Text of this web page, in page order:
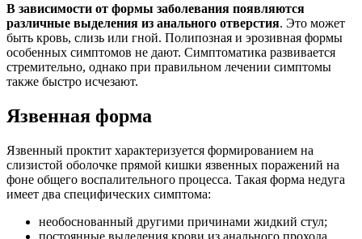
В зависимости от формы заболевания появляются
различные выделения из анального отверстия. Это может
быть кровь, слизь или гной. Полипозная и эрозивная формы
особенных симптомов не дают. Симптоматика развивается
стремительно, однако при правильном лечении симптомы
также быстро исчезают.
Язвенная форма
Язвенный проктит характеризуется формированием на
слизистой оболочке прямой кишки язвенных поражений на
фоне общего воспалительного процесса. Такая форма недуга
имеет два специфических симптома:
необоснованный другими причинами жидкий стул;